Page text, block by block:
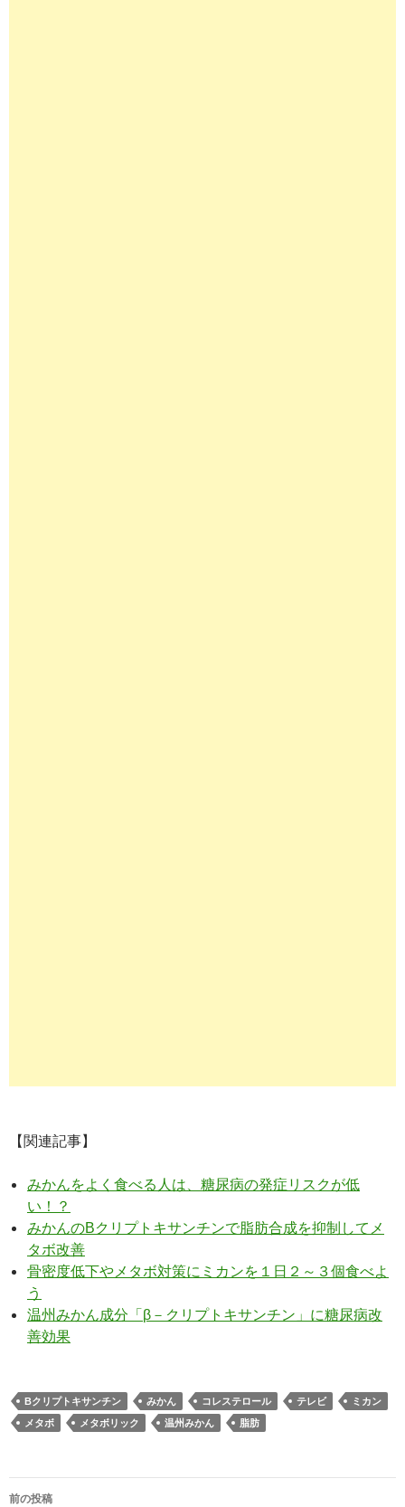
【関連記事】
みかんをよく食べる人は、糖尿病の発症リスクが低
い！？
みかんのΒクリプトキサンチンで脂肪合成を抑制してメ
タボ改善
骨密度低下やメタボ対策にミカンを１日２～３個食べよ
う
温州みかん成分「β－クリプトキサンチン」に糖尿病改
善効果
Βクリプトキサンチン みかん コレステロール テレビ
ミカン
メタボ
メタボリック 温州みかん 脂肪
投
前の投稿